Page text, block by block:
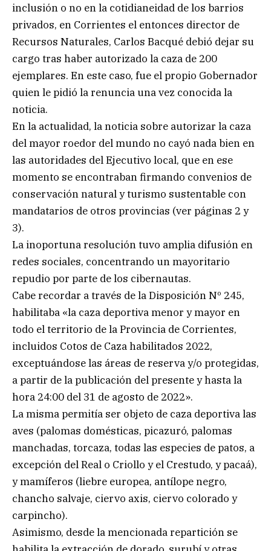
inclusión o no en la cotidianeidad de los barrios
privados, en Corrientes el entonces director de
Recursos Naturales, Carlos Bacqué debió dejar su
cargo tras haber autorizado la caza de 200
ejemplares. En este caso, fue el propio Gobernador
quien le pidió la renuncia una vez conocida la
noticia.
En la actualidad, la noticia sobre autorizar la caza
del mayor roedor del mundo no cayó nada bien en
las autoridades del Ejecutivo local, que en ese
momento se encontraban firmando convenios de
conservación natural y turismo sustentable con
mandatarios de otros provincias (ver páginas 2 y
3).
La inoportuna resolución tuvo amplia difusión en
redes sociales, concentrando un mayoritario
repudio por parte de los cibernautas.
Cabe recordar a través de la Disposición Nº 245,
habilitaba «la caza deportiva menor y mayor en
todo el territorio de la Provincia de Corrientes,
incluidos Cotos de Caza habilitados 2022,
exceptuándose las áreas de reserva y/o protegidas,
a partir de la publicación del presente y hasta la
hora 24:00 del 31 de agosto de 2022».
La misma permitía ser objeto de caza deportiva las
aves (palomas domésticas, picazuró, palomas
manchadas, torcaza, todas las especies de patos, a
excepción del Real o Criollo y el Crestudo, y pacaá),
y mamíferos (liebre europea, antílope negro,
chancho salvaje, ciervo axis, ciervo colorado y
carpincho).
Asimismo, desde la mencionada repartición se